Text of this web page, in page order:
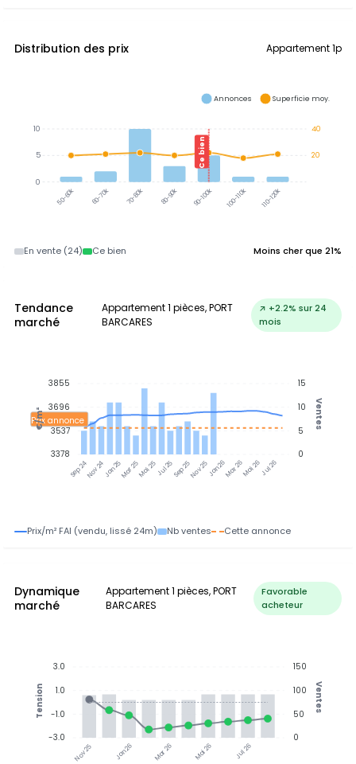
Distribution des prix Appartement 1p
50-60k 60-70k 70-80k 80-90k 90-100k 100-110k 110-120k
Ce bien
40
20
10
5
0
Annonces Superficie moy.
En vente (24) Ce bien Moins cher que 21%
Tendance
marché
Appartement 1 pièces, PORT
BARCARES
↗ +2.2% sur 24
mois
Sep 24Nov 24Jan 25Mar 25Mai 25Jul 25Sep 25Nov 25Jan 26Mar 26Mai 26Jul 26
Prix annonce
15
10
5
0
Ventes
3855
3696
3537
3378
€/m²
Prix/m² FAI (vendu, lissé 24m) Nb ventes Cette annonce
Dynamique
marché
Appartement 1 pièces, PORT
BARCARES
Favorable
acheteur
Nov 25 Jan 26 Mar 26 Mai 26 Jul 26
150
100
50
0
Ventes
3.0
1.0
-1.0
-3.0
Tension